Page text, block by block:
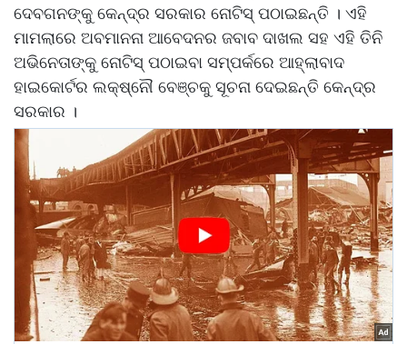
ଦେବଗନଙ୍କୁ କେନ୍ଦ୍ର ସରକାର ନୋଟିସ୍ ପଠାଇଛନ୍ତି । ଏହି
ମାମଲାରେ ଅବମାନନା ଆବେଦନର ଜବାବ ଦାଖଲ ସହ ଏହି ତିନି
ଅଭିନେତାଙ୍କୁ ନୋଟିସ୍ ପଠାଇବା ସମ୍ପର୍କରେ ଆହ୍ଲାବାଦ
ହାଇକୋର୍ଟର ଲକ୍ଷ୍ନୌ ବେଞ୍ଚକୁ ସୂଚନା ଦେଇଛନ୍ତି କେନ୍ଦ୍ର
ସରକାର ।